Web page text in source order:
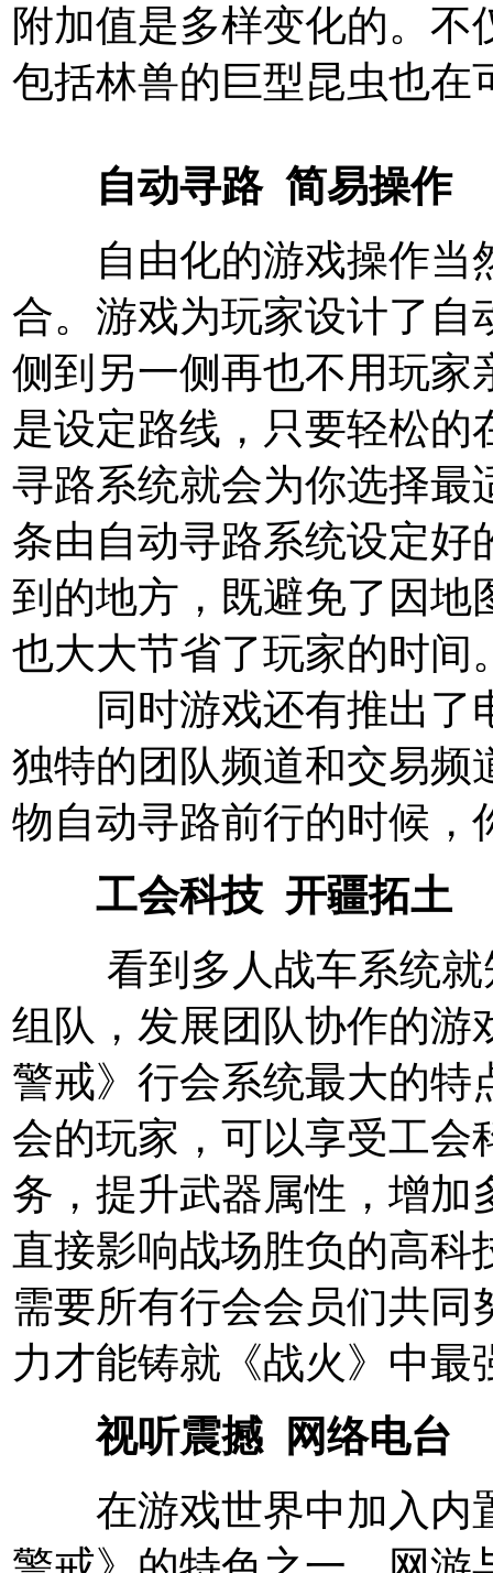
附加值是多样变化的。
包括林兽的巨型昆虫也在
自动寻路 简易操作
自由化的游戏操作当
合。游戏为玩家设计了自
侧到另一侧再也不用玩家
是设定路线，只要轻松的
寻路系统就会为你选择最
条由自动寻路系统设定好
到的地方，既避免了因地
也大大节省了玩家的时间
同时游戏还有推出了
独特的团队频道和交易频
物自动寻路前行的时候，
工会科技 开疆拓土
看到多人战车系统就
组队，发展团队协作的游
警戒》行会系统最大的特
会的玩家，可以享受工会
务，提升武器属性，增加
直接影响战场胜负的高科
需要所有行会会员们共同
力才能铸就《战火》中最
视听震撼 网络电台
在游戏世界中加入内